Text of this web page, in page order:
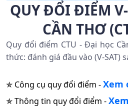
QUY ĐỔI ĐIỂM
CẦN THƠ
Quy đổi điểm CTU - Đại học
thức: đánh giá đầu vào (V-SAT)
✯ Công cụ quy đổi điểm -Xem
✯ Thông tin quy đổi điểm -